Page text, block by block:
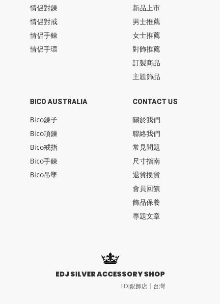
情侶對鍊
情侶對戒
情侶手鍊
情侶手環
BICO AUSTRALIA
Bico鍊子
Bico項鍊
Bico戒指
Bico手鍊
Bico吊墜
新品上市
男士推薦
女士推薦
對飾推薦
訂製商品
主題飾品
CONTACT US
關於我們
聯絡我們
常見問題
尺寸指南
退貨換貨
會員回饋
飾品保養
專題文章
EDJ SILVER ACCESSORY SHOP
EDJ銀飾店〡台灣